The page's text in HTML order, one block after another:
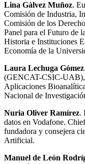
Lina Gálvez Muñoz.
Comisión de Industria,
Comisión de los
Panel para el Futuro de
Historia e Instituciones
Economía de la
Laura Lechuga Gómez
(GENCAT-CSIC-UAB),
Aplicaciones
Nacional de
Nuria Oliver Ramírez.
datos en Vodafone.
fundadora y consejera
Artificial.
Manuel de León